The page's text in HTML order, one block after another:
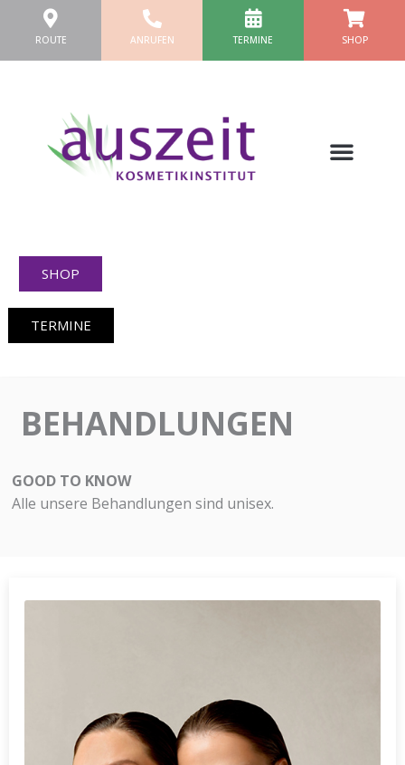
InhaltROUTE ANRUFEN TERMINE SHOP
SHOP
TERMINE
BEHANDLUNGEN
GOOD TO KNOW
Alle unsere Behandlungen sind unisex.